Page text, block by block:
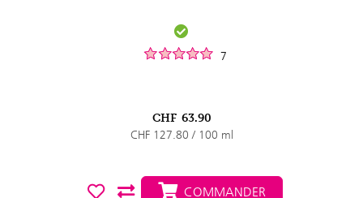
7
CHF 63.90
CHF 127.80 / 100 ml
COMMANDER